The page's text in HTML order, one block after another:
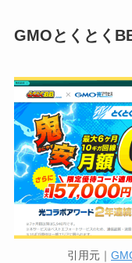
GMOとくとく
引用元｜